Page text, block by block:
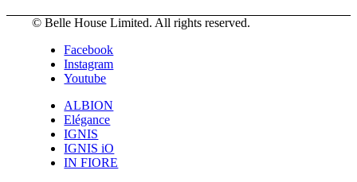
© Belle House Limited. All rights reserved.
Facebook
Instagram
Youtube
ALBION
Elégance
IGNIS
IGNIS iO
IN FIORE